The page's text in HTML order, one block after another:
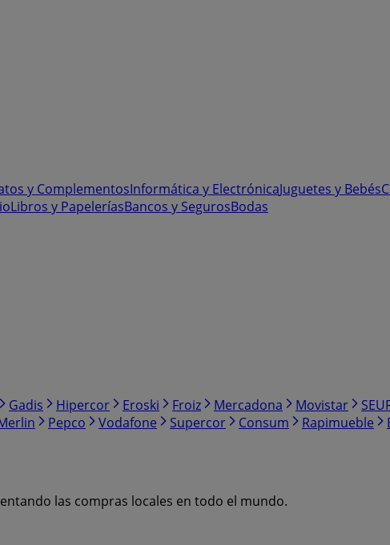
y ComplementosInformática y ElectrónicaJuguetes y Bebés
Libros y PapeleríasBancos y SegurosBodas
Gadis Hipercor Eroski Froiz Mercadona Movistar
Pepco Vodafone Supercor Consum Rapimueble
las compras locales en todo el mundo.